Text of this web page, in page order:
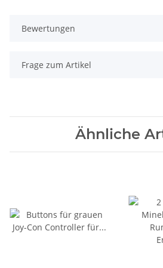
Bewertungen
Frage zum Artikel
Ähnliche